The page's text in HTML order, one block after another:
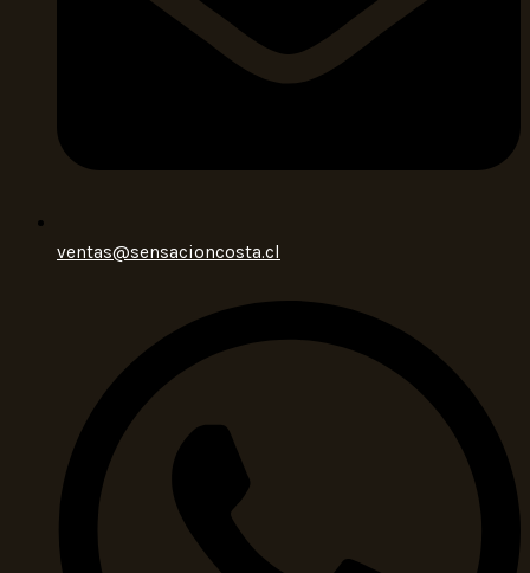
ventas@sensacioncosta.cl